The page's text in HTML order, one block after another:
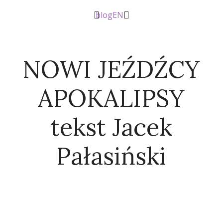
blogEN
NOWI JEŹDŹCY
APOKALIPSY
tekst Jacek
Pałasiński